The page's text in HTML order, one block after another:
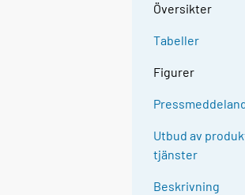
Översikter
Tabeller
Figurer
Utbud av
tjänster
Beskrivning